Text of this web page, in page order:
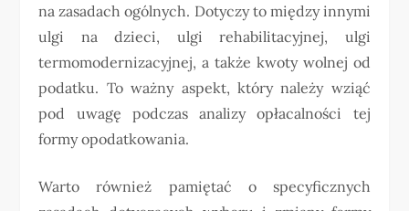
na zasadach ogólnych. Dotyczy to między innymi
ulgi na dzieci, ulgi rehabilitacyjnej, ulgi
termomodernizacyjnej, a także kwoty wolnej od
podatku. To ważny aspekt, który należy wziąć
pod uwagę podczas analizy opłacalności tej
formy opodatkowania.
Warto również pamiętać o specyficznych